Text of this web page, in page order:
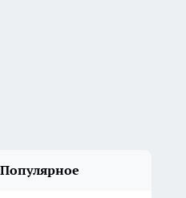
Популярное